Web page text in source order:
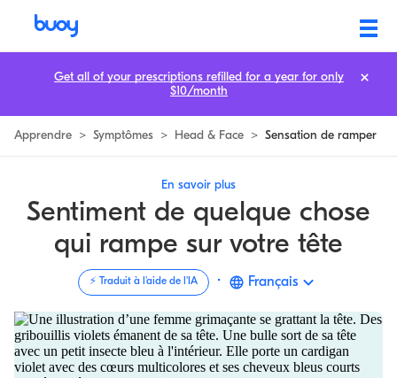
Apprendre > Symptômes > Head & Face > Sensation de ramper
En savoir plus
Sentiment de quelque chose
qui rampe sur votre tête
⚡️ Traduit à l'aide de l'IA · Français
Get all of your prescriptions refilled for a year for only
$10/month